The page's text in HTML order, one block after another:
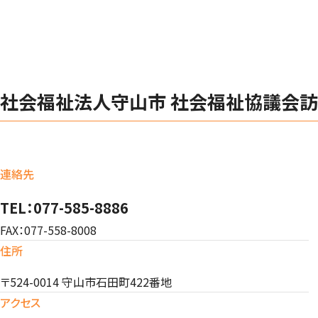
社会福祉法人守山市 社会福祉協議会
連絡先
TEL：077-585-8886
FAX：077-558-8008
住所
〒524-0014 守山市石田町422番地
アクセス